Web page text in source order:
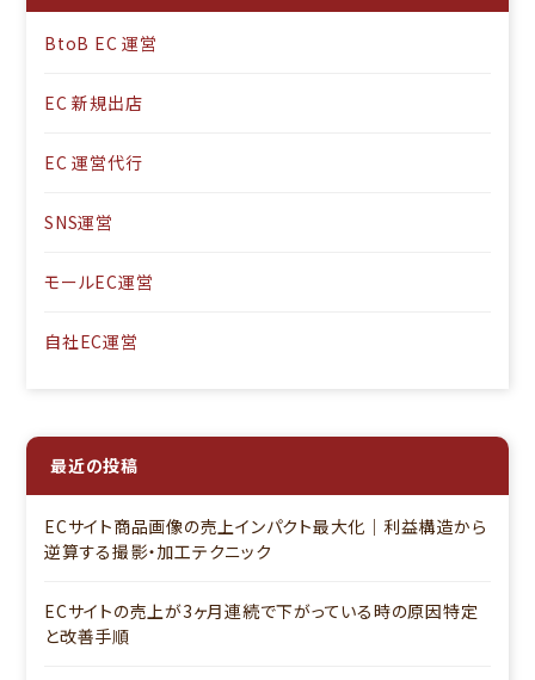
BtoB EC 運営
EC 新規出店
EC 運営代行
SNS運営
モールEC運営
自社EC運営
最近の投稿
ECサイト商品画像の売上インパクト最大化｜利益構造から
逆算する撮影・加工テクニック
ECサイトの売上が3ヶ月連続で下がっている時の原因特定
と改善手順